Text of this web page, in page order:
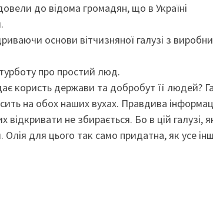
до відома громадян, що в Україні
основи вітчизняної галузі з
про простий люд.
користь держави та добробут її людей?
на обох наших вухах. Правдива
не збирається. Бо в цій галузі,
для цього так само придатна, як усе